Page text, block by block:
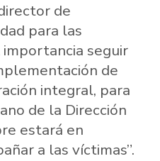
de
para las
seguir
de
integral, para
de la Dirección
estará en
a las víctimas”.